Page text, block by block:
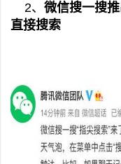
2、 微信搜一搜
直接搜索